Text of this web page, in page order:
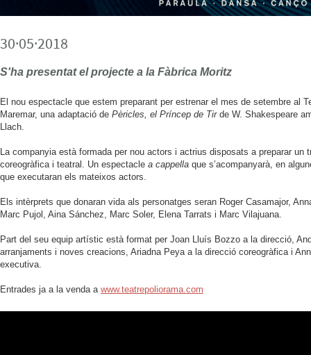
30·05·2018
S'ha presentat el projecte a la Fàbrica Moritz
El nou espectacle que estem preparant per estrenar el mes de setembre al
Maremar, una adaptació de Pèricles, el Príncep de Tirde W. Shakespeare
Llach.
La companyia està formada per nou actors i actrius disposats a preparar un
coreogràfica i teatral. Un espectacle a cappella que s’acompanyarà, en
que executaran els mateixos actors.
Els intèrprets que donaran vida als personatges seran Roger Casamajor,
Marc Pujol, Aina Sánchez, Marc Soler, Elena Tarrats i Marc Vilajuana.
Part del seu equip artístic està format per Joan Lluís Bozzo a la direcció,
arranjaments i noves creacions, Ariadna Peya a la direcció coreogràfica i
executiva.
Entrades ja a la venda a www.teatrepoliorama.com